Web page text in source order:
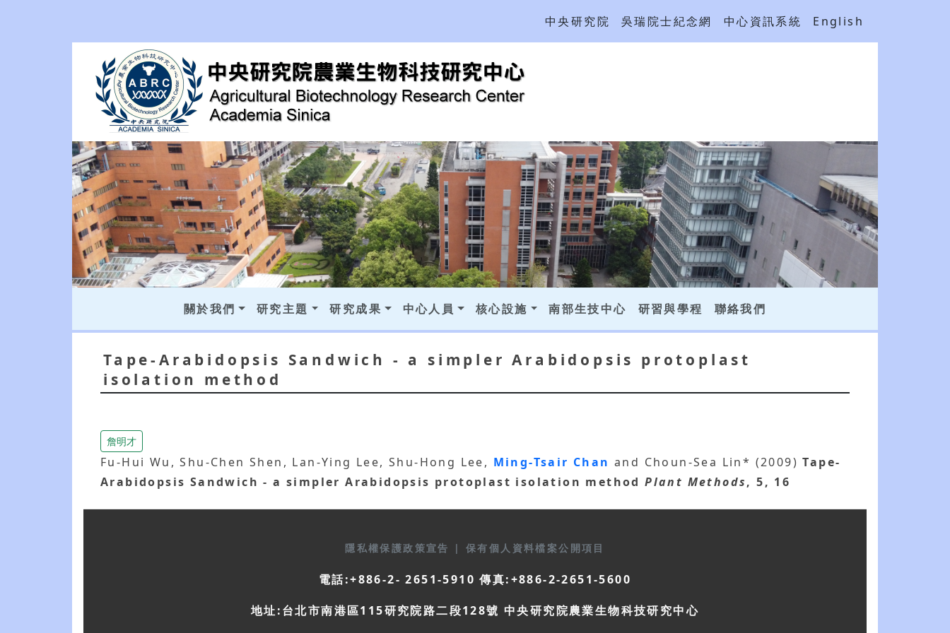
中央研究院 吳瑞院士紀念網 中心資訊系統 English
關於我們 研究主題 研究成果 中心人員 核心設施 南部生技中心 研習與學程 聯絡我們
Tape-Arabidopsis Sandwich - a simpler Arabidopsis protoplast
isolation method
詹明才
Fu-Hui Wu, Shu-Chen Shen, Lan-Ying Lee, Shu-Hong Lee, Ming-Tsair Chanand Choun-Sea Lin* (2009)Tape-
Arabidopsis Sandwich - a simpler Arabidopsis protoplast isolation method Plant Methods, 5, 16
隱私權保護政策宣告 | 保有個人資料檔案公開項目
電話:+886-2- 2651-5910 傳真:+886-2-2651-5600
地址:台北市南港區115研究院路二段128號 中央研究院農業生物科技研究中心